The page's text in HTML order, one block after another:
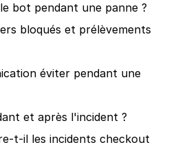
bot pendant une panne ?
bloqués et prélèvements
éviter pendant une
et après l'incident ?
t-il les incidents checkout